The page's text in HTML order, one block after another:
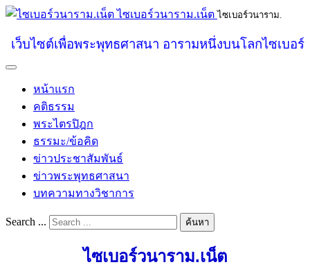
ไซเบอร์วนาราม.เน็ต ไซเบอร์วนาราม.
เว็บไซต์เพื่อพระพุทธศาสนา อารามหนึ่งบนโลกไซเบอร์
หน้าแรก
คติธรรม
พระไตรปิฎก
ธรรมะ/ข้อคิด
ข่าวประชาสัมพันธ์
ข่าวพระพุทธศาสนา
บทความทางวิชาการ
Search ... ค้นหา
ไซเบอร์วนาราม.เน็ต